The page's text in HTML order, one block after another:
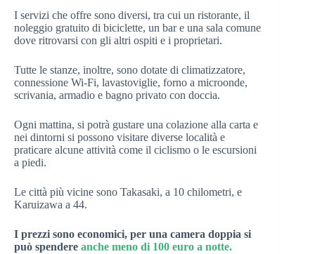
I servizi che offre sono diversi, tra cui un ristorante, il
noleggio gratuito di biciclette, un bar e una sala comune
dove ritrovarsi con gli altri ospiti e i proprietari.
Tutte le stanze, inoltre, sono dotate di climatizzatore,
connessione Wi-Fi, lavastoviglie, forno a microonde,
scrivania, armadio e bagno privato con doccia.
Ogni mattina, si potrà gustare una colazione alla carta e
nei dintorni si possono visitare diverse località e
praticare alcune attività come il ciclismo o le escursioni
a piedi.
Le città più vicine sono Takasaki, a 10 chilometri, e
Karuizawa a 44.
I prezzi sono economici, per una camera doppia si
può spendere anche meno di 100 euro a notte.